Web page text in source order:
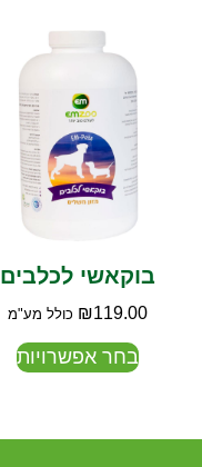
בוקאשי לכלבים
₪119.00 כולל מע"מ
בחר אפשרויות